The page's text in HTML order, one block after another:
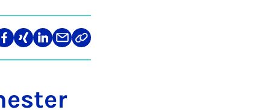
Teilen
auf
Teilen
auf
Teilen
auf
Teilen
über
Link
kopieren